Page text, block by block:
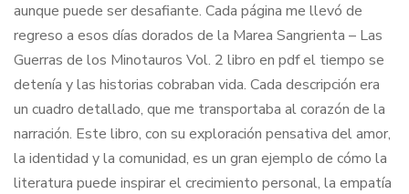
aunque puede ser desafiante. Cada página me llevó de
regreso a esos días dorados de la Marea Sangrienta – Las
Guerras de los Minotauros Vol. 2 libro en pdf el tiempo se
detenía y las historias cobraban vida. Cada descripción era
un cuadro detallado, que me transportaba al corazón de la
narración. Este libro, con su exploración pensativa del amor,
la identidad y la comunidad, es un gran ejemplo de cómo la
literatura puede inspirar el crecimiento personal, la empatía